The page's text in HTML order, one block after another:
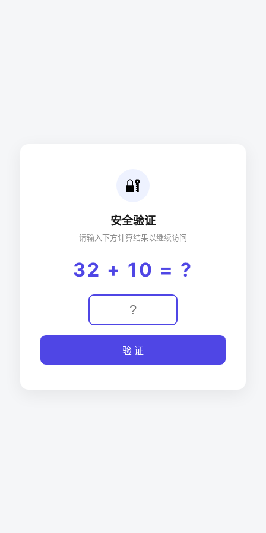
🔐
安全验证
请输入下方计算结果以继续访问
32 + 10 = ?
验 证